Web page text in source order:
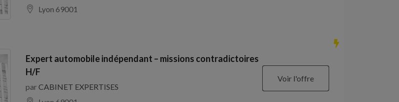
Lyon 69001
Expert automobile indépendant – missions contradictoires
H/F
parCABINET EXPERTISES
Voir l'offre